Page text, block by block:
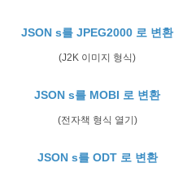
JSON s를 JPEG2000 로 변환
(J2K 이미지 형식)
JSON s를 MOBI 로 변환
(전자책 형식 열기)
JSON s를 ODT 로 변환